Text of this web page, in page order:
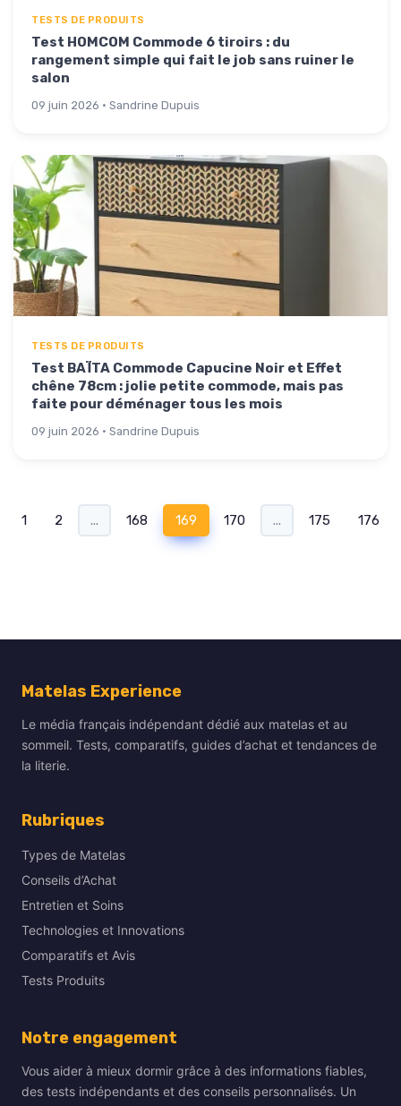
TESTS DE PRODUITS
Test HOMCOM Commode 6 tiroirs : du
rangement simple qui fait le job sans ruiner le
salon
09 juin 2026 · Sandrine Dupuis
TESTS DE PRODUITS
Test BAÏTA Commode Capucine Noir et Effet
chêne 78cm : jolie petite commode, mais pas
faite pour déménager tous les mois
09 juin 2026 · Sandrine Dupuis
1 2 ... 168 169 170 ... 175 176
Matelas Experience
Le média français indépendant dédié aux matelas et au
sommeil. Tests, comparatifs, guides d’achat et tendances de
la literie.
Rubriques
Types de Matelas
Conseils d’Achat
Entretien et Soins
Technologies et Innovations
Comparatifs et Avis
Tests Produits
Notre engagement
Vous aider à mieux dormir grâce à des informations fiables,
des tests indépendants et des conseils personnalisés. Un